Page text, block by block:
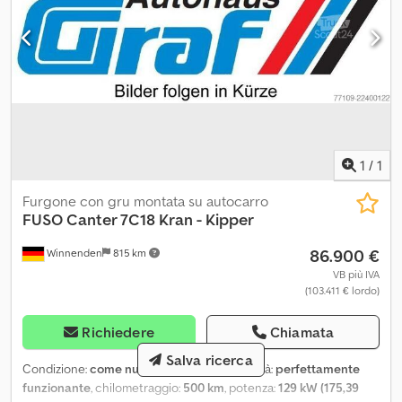
Ulm. Codpfx Alozbvx Rj Ajha
1 / 1
Winnenden 815 km
Furgone con gru montata su autocarro
FUSOCanter 7C18 Kran - Kipper
86.900 €
VB più IVA
(103.411 € lordo)
Richiedere Chiamata
Condizione:come nuova (usata) , Funzionalità: perfettamente
funzionante , chilometraggio: 500 km , potenza:129 kW (175,39
Salva ricerca